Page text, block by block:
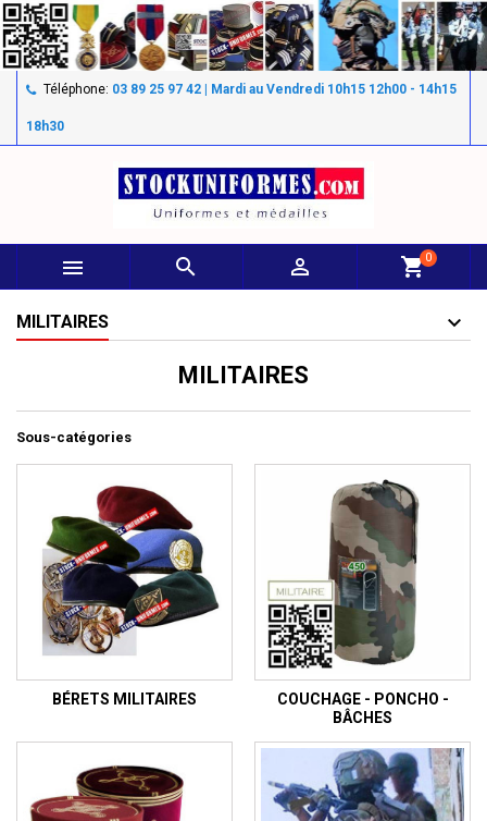
Téléphone: 03 89 25 97 42 | Mardi au Vendredi 10h15 12h00 - 14h15
18h30
   shopping_cart0
MILITAIRES
MILITAIRES
Sous-catégories
BÉRETS MILITAIRES
COUCHAGE - PONCHO -
BÂCHES